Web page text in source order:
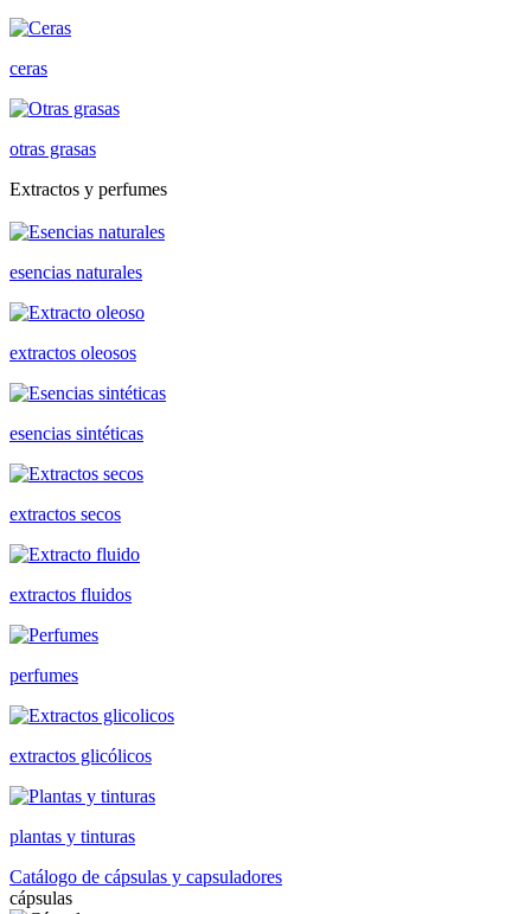
ceras
otras grasas
Extractos y perfumes
esencias naturales
extractos oleosos
esencias sintéticas
extractos secos
extractos fluidos
perfumes
extractos glicólicos
plantas y tinturas
Catálogo de cápsulas y capsuladores
cápsulas